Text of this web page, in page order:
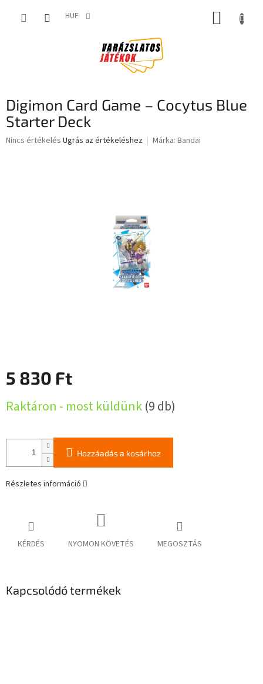
HUF KOSÁR
Digimon Card Game – Cocytus Blue
Starter Deck
A
Nincs értékelés Ugrás az értékeléshez Márka: Bandai
5 830 Ft
Raktáron - most küldünk(9 db)
Hozzáadás a kosárhoz
Részletes információ
KÉRDÉS NYOMON KÖVETÉS MEGOSZTÁS
Kapcsolódó termékek